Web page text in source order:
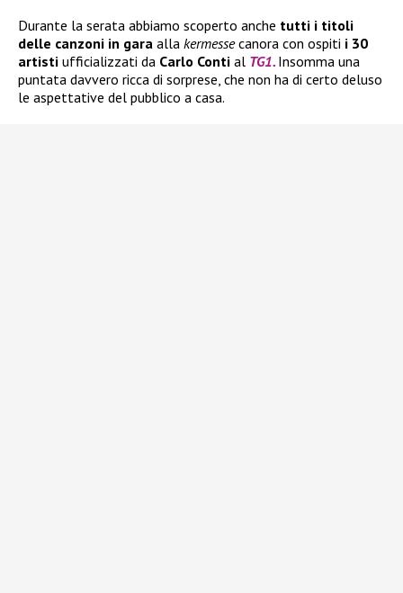
Durante la serata abbiamo scoperto anche tutti i titoli
delle canzoni in gara alla kermessecanora con ospiti i 30
artisti ufficializzati da Carlo Conti al TG1. Insomma una
puntata davvero ricca di sorprese, che non ha di certo deluso
le aspettative del pubblico a casa.